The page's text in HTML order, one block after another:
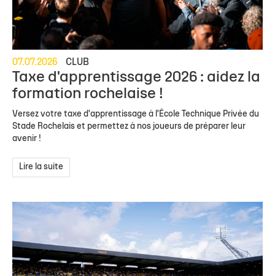
07.07.2026 CLUB
Taxe d'apprentissage 2026 : aidez la
formation rochelaise !
Versez votre taxe d'apprentissage à l'École Technique Privée du
Stade Rochelais et permettez à nos joueurs de préparer leur
avenir !
Lire la suite